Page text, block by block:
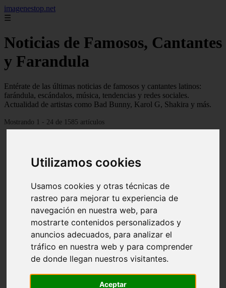
Utilizamos cookies
Usamos cookies y otras técnicas de
rastreo para mejorar tu experiencia de
navegación en nuestra web, para
mostrarte contenidos personalizados y
anuncios adecuados, para analizar el
tráfico en nuestra web y para comprender
de donde llegan nuestros visitantes.
Aceptar
imagenestop.net
☰
Noticias de Famosos, Cantantes
y Farandula
Entérate de las últimas noticias de famosos y cantantes latinos:
farándula, escándalos, música, tendencias y redes sociales.
Actualidad de artistas como Bad Bunny, Karol G, Shakira y más.
Mostrando 1 - 24 de 1585 artículos